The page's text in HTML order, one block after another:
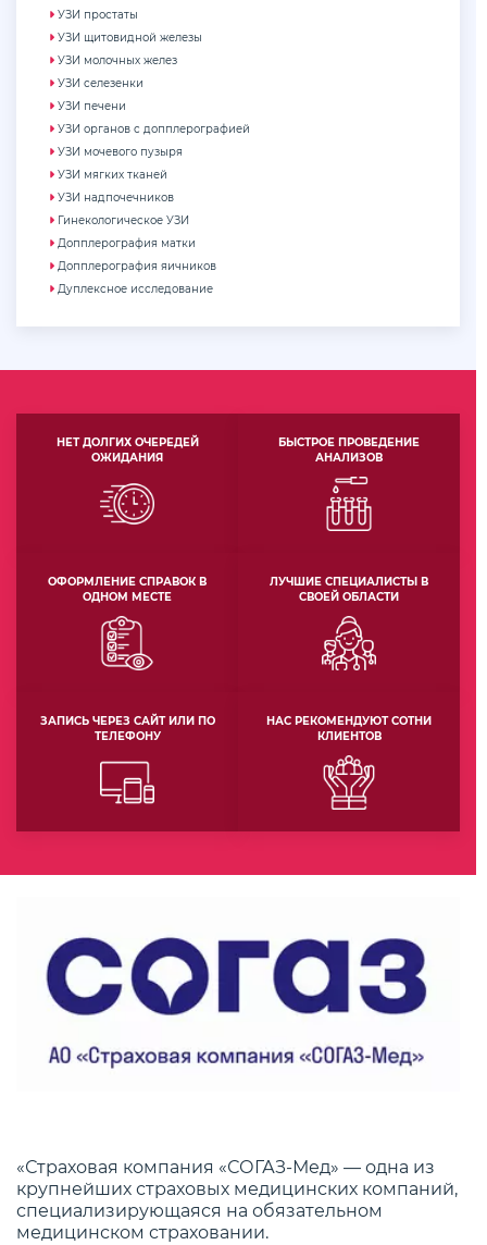
УЗИ простаты
УЗИ щитовидной железы
УЗИ молочных желез
УЗИ селезенки
УЗИ печени
УЗИ органов с допплерографией
УЗИ мочевого пузыря
УЗИ мягких тканей
УЗИ надпочечников
Гинекологическое УЗИ
Допплерография матки
Допплерография яичников
Дуплексное исследование
НЕТ ДОЛГИХ ОЧЕРЕДЕЙ
ОЖИДАНИЯ
БЫСТРОЕ ПРОВЕДЕНИЕ
АНАЛИЗОВ
ОФОРМЛЕНИЕ СПРАВОК В
ОДНОМ МЕСТЕ
ЛУЧШИЕ СПЕЦИАЛИСТЫ В
СВОЕЙ ОБЛАСТИ
ЗАПИСЬ ЧЕРЕЗ САЙТ ИЛИ ПО
ТЕЛЕФОНУ
НАС РЕКОМЕНДУЮТ СОТНИ
КЛИЕНТОВ
«Страховая компания «СОГАЗ-Мед» — одна из
крупнейших страховых медицинских компаний,
специализирующаяся на обязательном
медицинском страховании.